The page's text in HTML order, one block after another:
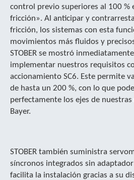
control previo superiores al 100 %
fricción». Al anticipar y
fricción, los sistemas con esta
movimientos más fluidos y
STOBER se mostró
implementar nuestros requisitos
accionamiento SC6. Este permite
de hasta un 200 %, con lo que
perfectamente los ejes de
Bayer.
STOBER también suministra
síncronos integrados sin
facilita la instalación gracias a su